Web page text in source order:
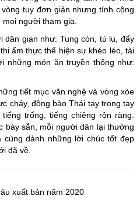
tuy đơn giản nhưng tính cộng
người tham gia.
dân gian như: Tung còn, tù lu, đẩy
ẩm thực thể hiện sự khéo léo, tài
những món ăn truyền thống như:
tiết mục văn nghệ và vòng xòe
cháy, đồng bào Thái tay trong tay
trống, tiếng chiêng rộn ràng.
bày sẵn, mỗi người dân lại thưởng
dành những lời chúc tốt đẹp
đã về.
xuất bản năm 2020